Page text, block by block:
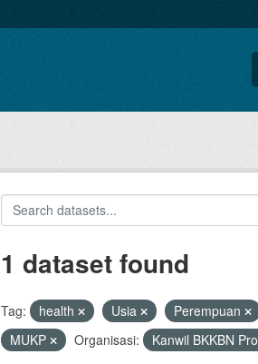
1 dataset found
Tag: health Usia Perempuan
MUKP
Organisasi: Kanwil BKKBN